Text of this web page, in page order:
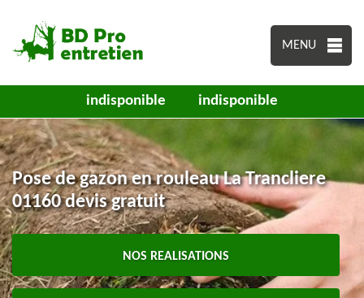
MENU
indisponible indisponible
Pose de gazon en rouleau La Trancliere
01160 devis gratuit
NOS REALISATIONS